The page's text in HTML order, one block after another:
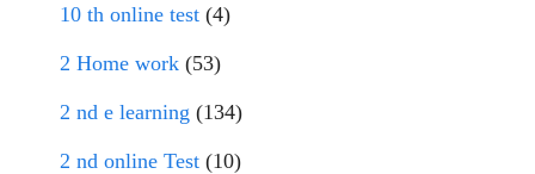
10 th online test (4)
2 Home work (53)
2 nd e learning (134)
2 nd online Test (10)